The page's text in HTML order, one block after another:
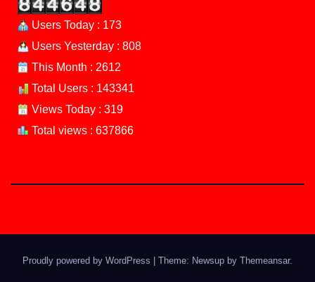
Users Today : 173
Users Yesterday : 808
This Month : 2612
Total Users : 143341
Views Today : 319
Total views : 637866
Proudly powered by WordPress | Theme: Newsup by Themeansar.